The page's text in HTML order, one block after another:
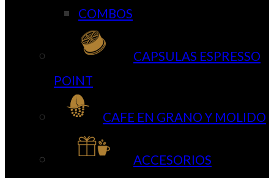
COMBOS
CAPSULAS ESPRESSO
POINT
CAFE EN GRANO Y MOLIDO
ACCESORIOS